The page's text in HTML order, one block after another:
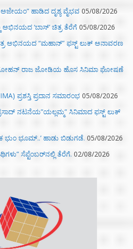
ಹಾಡಿದ ದೃಶ್ಯ ವೈಭವ 05/08/2026
ಅಭಿನಯದ ‘ಬಾಸ್’ ಚಿತ್ರ ತೆರೆಗೆ 05/08/2026
ಅಭಿನಯದ “ಮಹಾನ್” ಫಸ್ಟ್ ಲುಕ್ ಅನಾವರಣ
ಮೋಹನ್ ರಾಜ ಜೋಡಿಯ ಹೊಸ ಸಿನಿಮಾ ಘೋಷಣೆ
ಪ್ರಶಸ್ತಿ ಪ್ರದಾನ ಸಮಾರಂಭ 05/08/2026
ನಟನೆಯ”ಯಲ್ಲಮ್ಮ” ಸಿನಿಮಾದ ಫಸ್ಟ್‌ ಲುಕ್‌
ಭುಂ‌ ಭೂಮ್..’ ಹಾಡು ಬಿಡುಗಡೆ. 05/08/2026
ಸೆಪ್ಟೆಂಬರ್‌ನಲ್ಲಿ ತೆರೆಗೆ. 02/08/2026